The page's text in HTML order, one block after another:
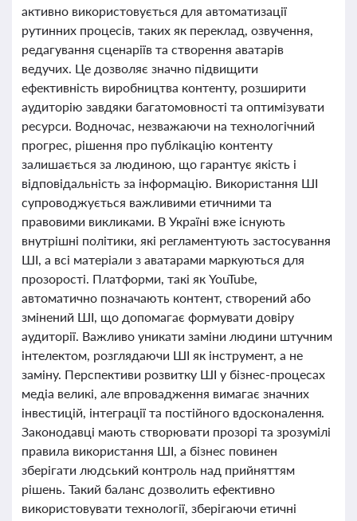
активно використовується для автоматизації
рутинних процесів, таких як переклад, озвучення,
редагування сценаріїв та створення аватарів
ведучих. Це дозволяє значно підвищити
ефективність виробництва контенту, розширити
аудиторію завдяки багатомовності та оптимізувати
ресурси. Водночас, незважаючи на технологічний
прогрес, рішення про публікацію контенту
залишається за людиною, що гарантує якість і
відповідальність за інформацію. Використання ШІ
супроводжується важливими етичними та
правовими викликами. В Україні вже існують
внутрішні політики, які регламентують застосування
ШІ, а всі матеріали з аватарами маркуються для
прозорості. Платформи, такі як YouTube,
автоматично позначають контент, створений або
змінений ШІ, що допомагає формувати довіру
аудиторії. Важливо уникати заміни людини штучним
інтелектом, розглядаючи ШІ як інструмент, а не
заміну. Перспективи розвитку ШІ у бізнес-процесах
медіа великі, але впровадження вимагає значних
інвестицій, інтеграції та постійного вдосконалення.
Законодавці мають створювати прозорі та зрозумілі
правила використання ШІ, а бізнес повинен
зберігати людський контроль над прийняттям
рішень. Такий баланс дозволить ефективно
використовувати технології, зберігаючи етичні